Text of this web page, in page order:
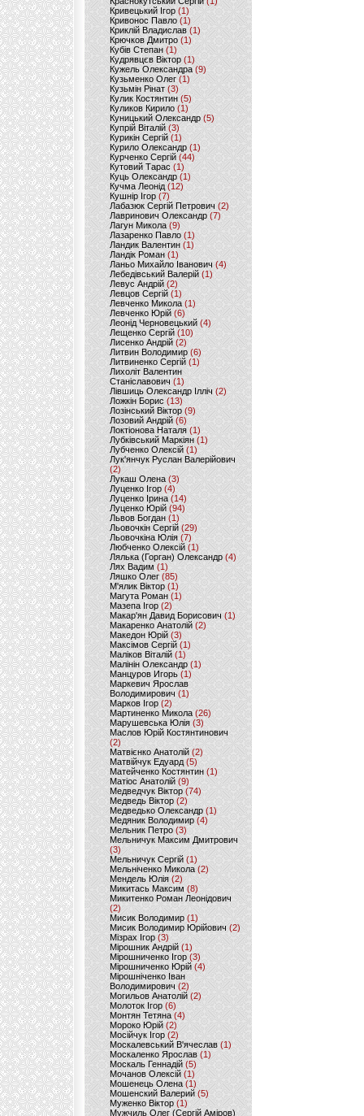
Кривецький Ігор (1)
Кривонос Павло (1)
Криклій Владислав (1)
Крючков Дмитро(1)
Кубів Степан(1)
Кудрявцєв Віктор (1)
Кужель Олександра (9)
Кузьменко Олег (1)
Кузьмін Рінат(3)
Кулик Костянтин(5)
Куликов Кирило (1)
Куницький Олександр (5)
Купрій Віталій (3)
Курикін Сергій(1)
Курило Олександр (1)
Курченко Сергій (44)
Кутовий Тарас (1)
Куць Олександр (1)
Кучма Леонід (12)
Кушнір Ігор(7)
Лабазюк Сергій Петрович (2)
Лавринович Олександр(7)
Лагун Микола(9)
Лазаренко Павло (1)
Ландик Валентин (1)
Ландік Роман (1)
Ланьо Михайло Іванович(4)
Лебедівський Валерій(1)
Левус Андрій(2)
Левцов Сергій (1)
Левченко Микола (1)
Левченко Юрій (6)
Леонід Черновецький (4)
Лещенко Сергій (10)
Лисенко Андрій (2)
Литвин Володимир (6)
Литвиненко Сергій (1)
Лихоліт Валентин
Станіславович (1)
Лівшиць Олександр Ілліч (2)
Ложкін Борис(13)
Лозінський Віктор(9)
Лозовий Андрій (6)
Локтіонова Наталя (1)
Лубківський Маркіян(1)
Лубченко Олексій (1)
Лук'янчук Руслан Валерійович
(2)
Лукаш Олена (3)
Луценко Ігор (4)
Луценко Ірина (14)
Луценко Юрій (94)
Львов Богдан (1)
Льовочкін Сергій (29)
Льовочкіна Юлія(7)
Любченко Олексій(1)
Лялька (Горган) Олександр(4)
Лях Вадим (1)
Ляшко Олег (85)
М'ялик Віктор(1)
Магута Роман(1)
Мазепа Ігор (2)
Макар'ян Давид Борисович(1)
Макаренко Анатолій (2)
Македон Юрій(3)
Максімов Сергій (1)
Маліков Віталій (1)
Малінін Олександр (1)
Манцуров Игорь (1)
Маркевич Ярослав
Володимирович (1)
Марков Ігор (2)
Мартиненко Микола (26)
Марушевська Юлія (3)
Маслов Юрій Костянтинович
(2)
Матвієнко Анатолій (2)
Матвійчук Едуард(5)
Матейченко Костянтин (1)
Матіос Анатолій (9)
Медведчук Віктор(74)
Медведь Віктор (2)
Медведько Олександр (1)
Медяник Володимир(4)
Мельник Петро (3)
Мельничук Максим Дмитрович
(3)
Мельничук Сергій (1)
Мельніченко Микола (2)
Мендель Юлія (2)
Микитась Максим (8)
Микитенко Роман Леонідович
(2)
Мисик Володимир (1)
Мисик Володимир Юрійович(2)
Мізрах Ігор(3)
Мірошник Андрій(1)
Мірошниченко Ігор (3)
Мірошниченко Юрій(4)
Мірошніченко Іван
Володимирович (2)
Могильов Анатолій (2)
Молоток Ігор (6)
Монтян Тетяна (4)
Мороко Юрій(2)
Мосійчук Ігор (2)
Москалевський В'ячеслав (1)
Москаленко Ярослав (1)
Москаль Геннадій (5)
Мочанов Олексій(1)
Мошенець Олена(1)
Мошенский Валерий (5)
Муженко Віктор (1)
Мужчиль Олег (Сергій Аміров)